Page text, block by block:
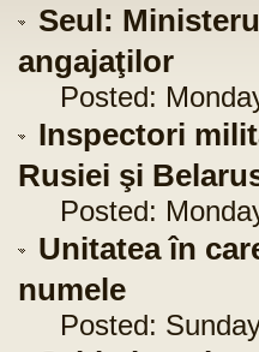
Seul:
angajaţilor
Posted:
Inspectori
Rusiei şi
Posted:
Unitatea în
numele
Posted: Sunday